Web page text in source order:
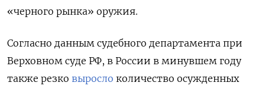
«черного рынка» оружия.
Согласно данным судебного департамента при
Верховном суде РФ, в России в минувшем году
также резко выросло количество осужденных